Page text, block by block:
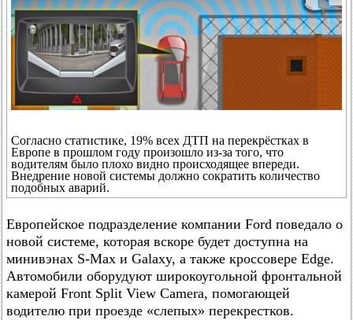
Согласно статистике, 19% всех ДТП на перекрёстках в
Европе в прошлом году произошло из-за того, что
водителям было плохо видно происходящее впереди.
Внедрение новой системы должно сократить количество
подобных аварий.
Европейское подразделение компании Ford поведало о
новой системе, которая вскоре будет доступна на
минивэнах S-Max и Galaxy, а также кроссовере Edge.
Автомобили оборудуют широкоугольной фронтальной
камерой Front Split View Camera, помогающей
водителю при проезде «слепых» перекрестков.